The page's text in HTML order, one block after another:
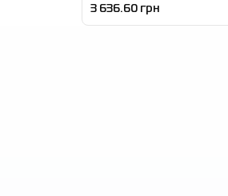
3 636.60 грн